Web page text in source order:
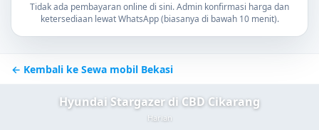
Tidak ada pembayaran online di sini. Admin konfirmasi harga dan
ketersediaan lewat WhatsApp (biasanya di bawah 10 menit).
← Kembali ke Sewa mobil Bekasi
Hyundai Stargazer di CBD Cikarang
Harian